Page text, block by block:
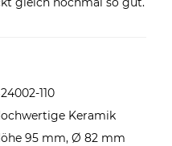
110
Keramik
95 mm, Ø 82 mm